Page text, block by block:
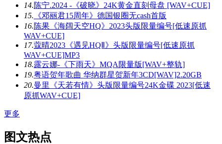
14.陈宁.2024 -《破晓》24K黄金直刻母盘 [WAV+CUE]
15. 《邓丽君15周年》德国银圈无cash首版
16.陈果《海阔天空HQ》2023头版限量编号[低速原抓
WAV+CUE]
17.蔻晴2023《遇见HQⅡ》头版限量编号[低速原抓
WAV+CUE]MP3
18.露云娜-《下雨天》MQA限量版[WAV+整轨]
19.粤语贺年歌曲 华纳群星贺新年3CD[WAV]2.20GB
20.曼里《天若有情》头版限量编号24K金碟 2023[低速
原抓WAV+CUE]
更多
图文热点